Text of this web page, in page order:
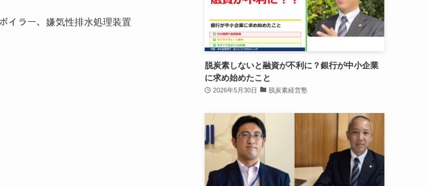
イラー、嫌気性排水処理装置
脱炭素しないと融資が不利に？銀行が中小企業
に求め始めたこと
2026年5月30日 脱炭素経営塾